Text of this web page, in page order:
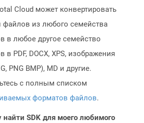
Cloud может конвертировать
из любого семейства
в любое другое семейство
в PDF, DOCX, XPS, изображения
PNG BMP), MD и другие.
с полным списком
форматов файлов.
найти SDK для моего любимого